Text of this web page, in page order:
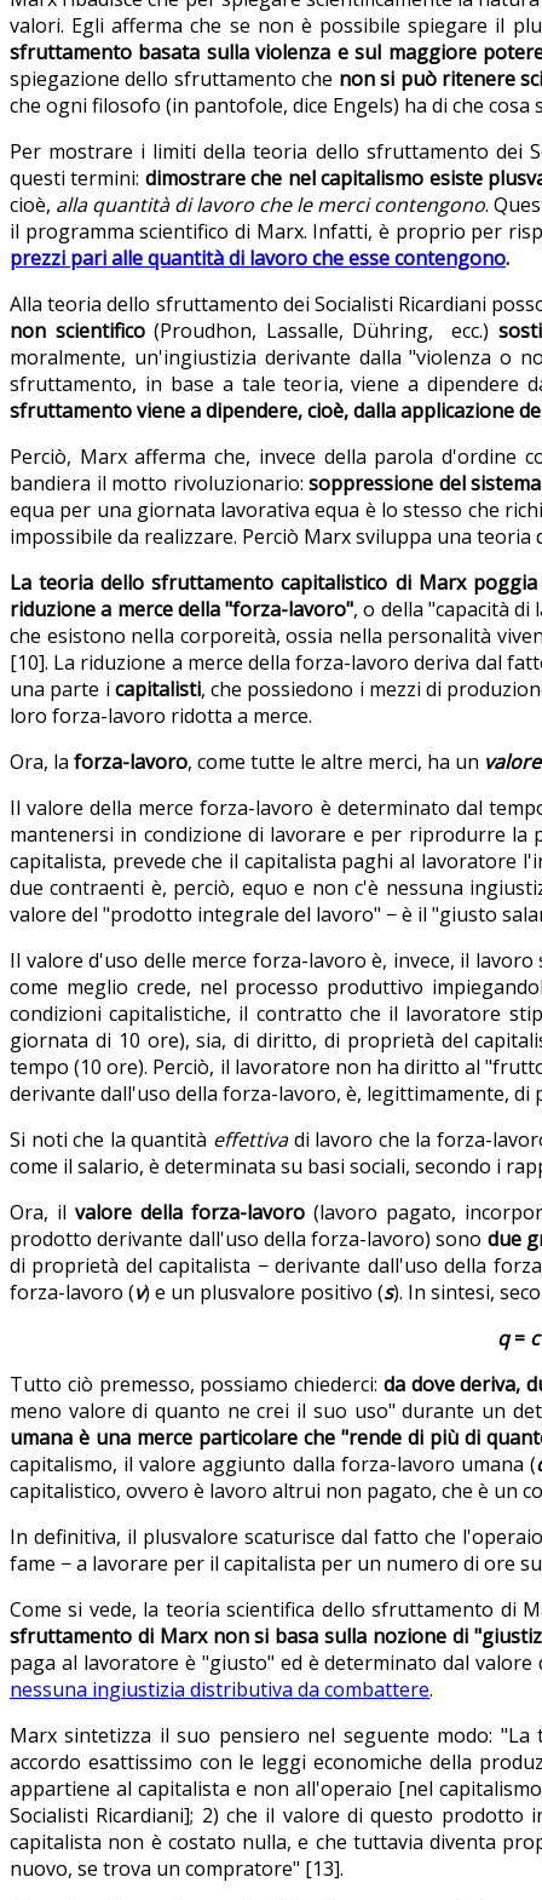
valori. Egli afferma che se non è possibile spiegare il
sfruttamento basata sulla violenza e sul maggiore
spiegazione dello sfruttamento che non si può ritenere
che ogni filosofo (in pantofole, dice Engels) ha di che
Per mostrare i limiti della teoria dello sfruttamento dei
questi termini: dimostrare che nel capitalismo esiste
cioè, alla quantità di lavoro che le merci contengono.
il programma scientifico di Marx. Infatti, è proprio per
prezzi pari allequantità di lavoro che esse contengono.
Alla teoria dello sfruttamento dei Socialisti Ricardiani
non scientifico(Proudhon, Lassalle, Dühring, ecc.)
moralmente, un'ingiustizia derivante dalla "violenza o
sfruttamento, in base a tale teoria, viene a dipendere
sfruttamento viene a dipendere, cioè, dalla applicazione
Perciò, Marx afferma che, invece della parola d'ordine
bandiera il motto rivoluzionario:soppressione del
equa per una giornata lavorativa equa è lo stesso che
impossibile da realizzare. Perciò Marx sviluppa una
La teoria dello sfruttamento capitalistico di Marx
riduzione a merce della "forza-lavoro", o della "capacità
che esistono nella corporeità, ossia nella personalità
[10]. La riduzione a merce della forza-lavoro deriva dal
una parte i capitalisti, che possiedono i mezzi di
loro forza-lavoro ridotta a merce.
Ora, la forza-lavoro, come tutte le altre merci, ha un
Il valore della merce forza-lavoro è determinato dal
mantenersi in condizione di lavorare e per riprodurre
capitalista, prevede che il capitalista paghi al lavoratore
due contraenti è, perciò, equo e non c'è nessuna
valore del "prodotto integrale del lavoro" − è il "giusto
Il valore d'uso delle merce forza-lavoro è, invece, il
come meglio crede, nel processo produttivo
condizioni capitalistiche, il contratto che il lavoratore
giornata di 10 ore), sia, di diritto, di proprietà del
tempo (10 ore). Perciò, il lavoratore non ha diritto al
derivante dall'uso della forza-lavoro, è, legittimamente, di
Si noti che la quantità effettivadi lavoro che la forza-
come il salario, è determinata su basi sociali, secondo i
Ora, il valore della forza-lavoro(lavoro pagato,
prodotto derivante dall'uso della forza-lavoro) sono due
di proprietà del capitalista − derivante dall'uso della
forza-lavoro (v) e un plusvalore positivo (s). In sintesi,
q=
Tutto ciò premesso, possiamo chiederci: da dove deriva,
meno valore di quanto ne crei il suo uso" durante un
umana è una merce particolare che "rende di più di
capitalismo, il valore aggiunto dalla forza-lavoro umana (
capitalistico, ovvero è lavoro altrui non pagato, che è un
In definitiva, il plusvalore scaturisce dal fatto che
fame − a lavorare per il capitalista per un numero di ore
Come si vede, la teoria scientifica dello sfruttamento di
sfruttamento di Marx non si basa sulla nozione di
paga al lavoratore è "giusto" ed è determinato dal
nessuna ingiustizia distributiva da combattere.
Marx sintetizza il suo pensiero nel seguente modo:
accordo esattissimo con le leggi economiche della
appartiene al capitalista e non all'operaio [nel
Socialisti Ricardiani]; 2) che il valore di questo
capitalista non è costato nulla, e che tuttavia diventa
nuovo, se trova un compratore" [13].